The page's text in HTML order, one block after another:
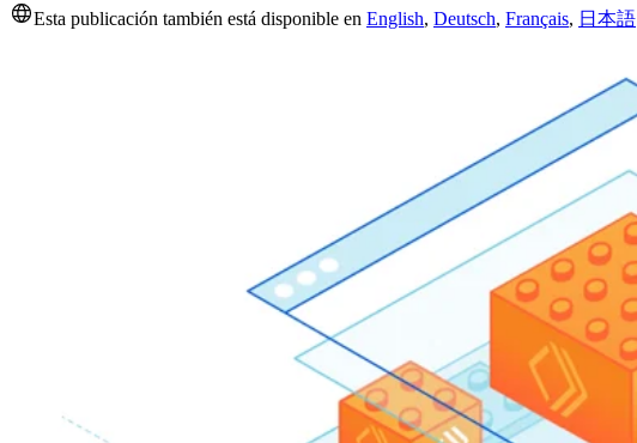
Esta publicación también está disponible en English, Deutsch, Français, 日本語